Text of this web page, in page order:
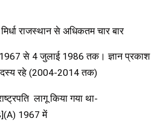
मिर्धा राजस्थान से अधिकतम चार बार
1967 से 4 जुलाई 1986 तक। ज्ञान प्रकाश
रहे (2004-2014 तक)
लागू किया गया था-
1967 में